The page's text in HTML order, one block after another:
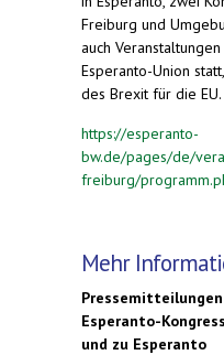
Freiburg und
auch
Esperanto-Union
des Brexit für die EU.
https://esperanto-
bw.de/pages/de/
freiburg/
Mehr
Esperanto-Kongress
und zu Esperanto